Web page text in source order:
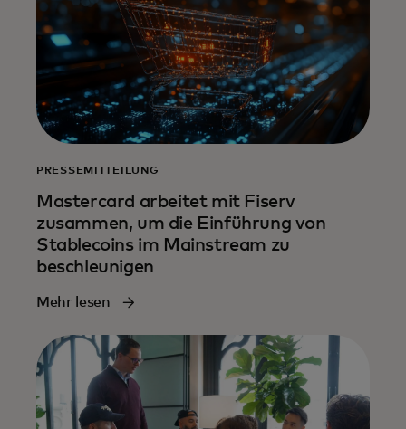
PRESSEMITTEILUNG
Mastercard arbeitet mit Fiserv
zusammen, um die Einführung von
Stablecoins im Mainstream zu
beschleunigen
Mehr lesen